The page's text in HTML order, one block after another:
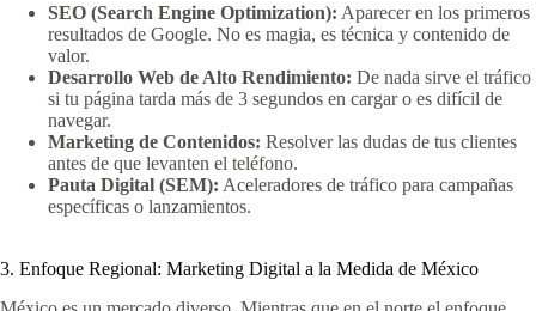
SEO (Search Engine Optimization): Aparecer en los primeros
resultados de Google. No es magia, es técnica y contenido de
valor.
Desarrollo Web de Alto Rendimiento: De nada sirve el tráfico
si tu página tarda más de 3 segundos en cargar o es difícil de
navegar.
Marketing de Contenidos: Resolver las dudas de tus clientes
antes de que levanten el teléfono.
Pauta Digital (SEM): Aceleradores de tráfico para campañas
específicas o lanzamientos.
3. Enfoque Regional: Marketing Digital a la Medida de México